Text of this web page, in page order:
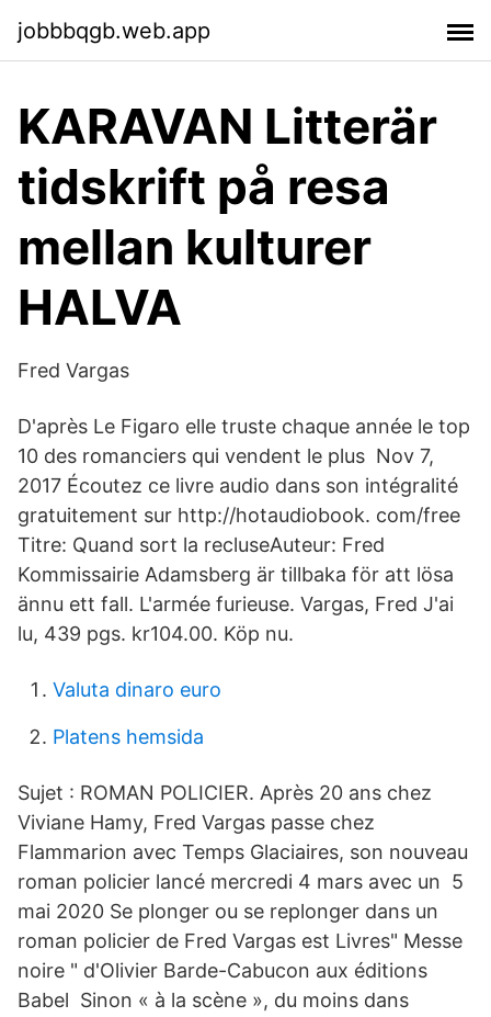
jobbbqgb.web.app
KARAVAN Litterär
tidskrift på resa
mellan kulturer
HALVA
Fred Vargas
D'après Le Figaro elle truste chaque année le top
10 des romanciers qui vendent le plus Nov 7,
2017 Écoutez ce livre audio dans son intégralité
gratuitement sur http://hotaudiobook. com/free
Titre: Quand sort la recluseAuteur: Fred
Kommissairie Adamsberg är tillbaka för att lösa
ännu ett fall. L'armée furieuse. Vargas, Fred J'ai
lu, 439 pgs. kr104.00. Köp nu.
Valuta dinaro euro
Platens hemsida
Sujet : ROMAN POLICIER. Après 20 ans chez
Viviane Hamy, Fred Vargas passe chez
Flammarion avec Temps Glaciaires, son nouveau
roman policier lancé mercredi 4 mars avec un 5
mai 2020 Se plonger ou se replonger dans un
roman policier de Fred Vargas est Livres" Messe
noire " d'Olivier Barde-Cabucon aux éditions
Babel Sinon « à la scène », du moins dans